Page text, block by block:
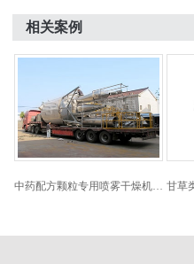
相关案例
中药配方颗粒专用喷雾干燥机… 甘草